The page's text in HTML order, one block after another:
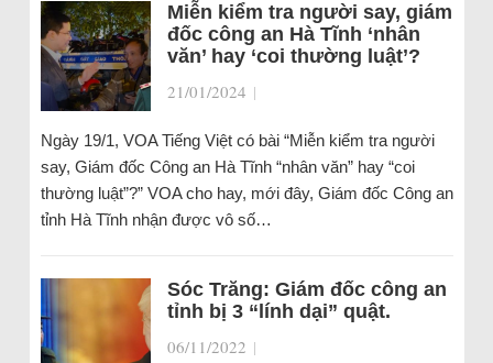
Miễn kiểm tra người say, giám
đốc công an Hà Tĩnh ‘nhân
văn’ hay ‘coi thường luật’?
21/01/2024 |
Ngày 19/1, VOA Tiếng Việt có bài “Miễn kiểm tra người
say, Giám đốc Công an Hà Tĩnh “nhân văn” hay “coi
thường luật”?” VOA cho hay, mới đây, Giám đốc Công an
tỉnh Hà Tĩnh nhận được vô số…
Sóc Trăng: Giám đốc công an
tỉnh bị 3 “lính dại” quật.
06/11/2022 |